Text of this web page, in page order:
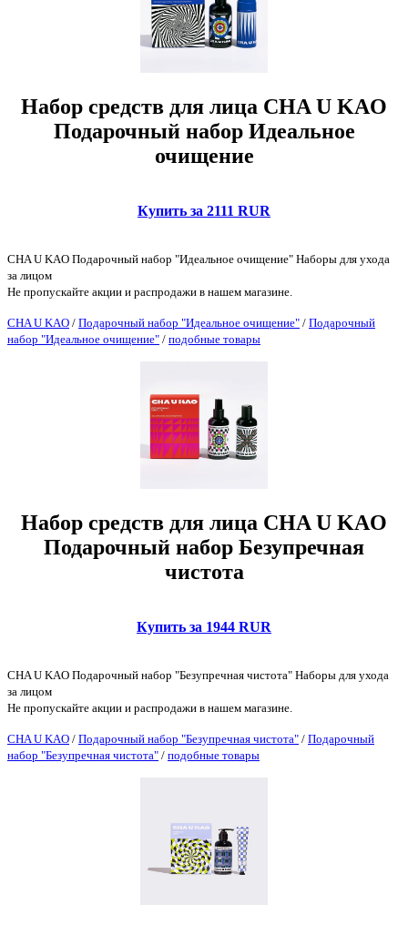
Набор средств для лица CHA U KAO
Подарочный набор Идеальное
очищение
Купить за 2111 RUR
CHA U KAO Подарочный набор "Идеальное очищение" Наборы для ухода
за лицом
Не пропускайте акции и распродажи в нашем магазине.
CHA U KAO / Подарочный набор "Идеальное очищение" / Подарочный
набор "Идеальное очищение" / подобные товары
Набор средств для лица CHA U KAO
Подарочный набор Безупречная
чистота
Купить за 1944 RUR
CHA U KAO Подарочный набор "Безупречная чистота" Наборы для ухода
за лицом
Не пропускайте акции и распродажи в нашем магазине.
CHA U KAO / Подарочный набор "Безупречная чистота" / Подарочный
набор "Безупречная чистота" / подобные товары